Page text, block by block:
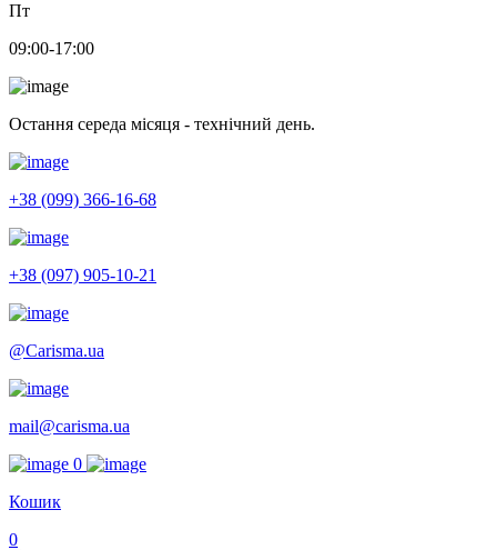
Пт
09:00-17:00
Остання середа місяця - технічний день.
+38 (099) 366-16-68
+38 (097) 905-10-21
@Carisma.ua
mail@carisma.ua
0
Кошик
0